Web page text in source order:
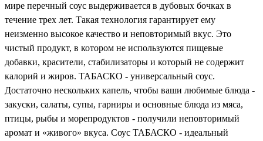
мире перечный соус выдерживается в дубовых бочках в
течение трех лет. Такая технология гарантирует ему
неизменно высокое качество и неповторимый вкус. Это
чистый продукт, в котором не используются пищевые
добавки, красители, стабилизаторы и который не содержит
калорий и жиров. ТАБАСКО - универсальный соус.
Достаточно нескольких капель, чтобы ваши любимые блюда -
закуски, салаты, супы, гарниры и основные блюда из мяса,
птицы, рыбы и морепродуктов - получили неповторимый
аромат и «живого» вкуса. Соус ТАБАСКО - идеальный